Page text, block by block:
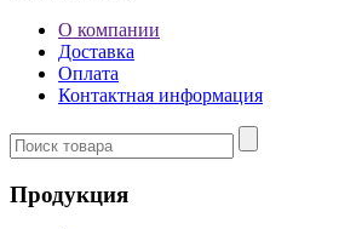
О компании
Доставка
Оплата
Контактная информация
Продукция